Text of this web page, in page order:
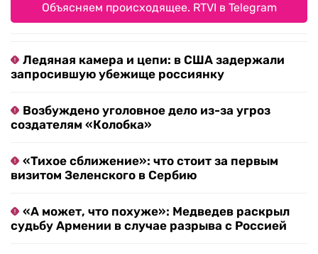
Объясняем происходящее. RTVI в Telegram
Ледяная камера и цепи: в США задержали
запросившую убежище россиянку
Возбуждено уголовное дело из-за угроз
создателям «Колобка»
«Тихое сближение»: что стоит за первым
визитом Зеленского в Сербию
«А может, что похуже»: Медведев раскрыл
судьбу Армении в случае разрыва с Россией